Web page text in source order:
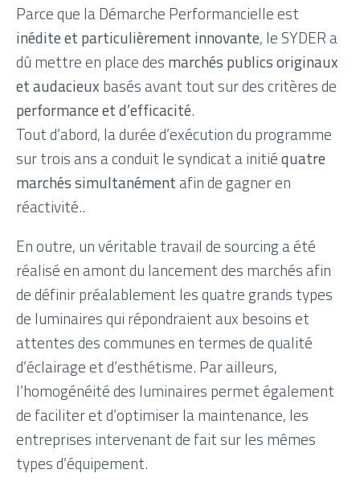
Parce que la Démarche Performancielle est
inédite et particulièrement innovante, le SYDER a
dû mettre en place des marchés publics originaux
et audacieux basés avant tout sur des critères de
performance et d’efficacité.
Tout d’abord, la durée d’exécution du programme
sur trois ans a conduit le syndicat a initiéquatre
marchés simultanément afin de gagner en
réactivité..
En outre, un véritable travail de sourcing a été
réalisé en amont du lancement des marchés afin
de définir préalablement les quatre grands types
de luminaires qui répondraient aux besoins et
attentes des communes en termes de qualité
d’éclairage et d’esthétisme. Par ailleurs,
l’homogénéité des luminaires permet également
de faciliter et d’optimiser la maintenance, les
entreprises intervenant de fait sur les mêmes
types d’équipement.